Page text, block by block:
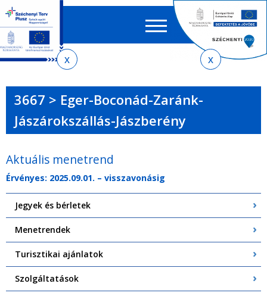
menetrendkeresőhöz
almenühöz
tartalomra
oldaltérképre
EN HU
űrlap
3667 > Eger-Boconád-Zaránk-
Jászárokszállás-Jászberény
Aktuális menetrend
Érvényes: 2025.09.01. – visszavonásig
Jegyek és bérletek
Menetrendek
Turisztikai ajánlatok
Szolgáltatások